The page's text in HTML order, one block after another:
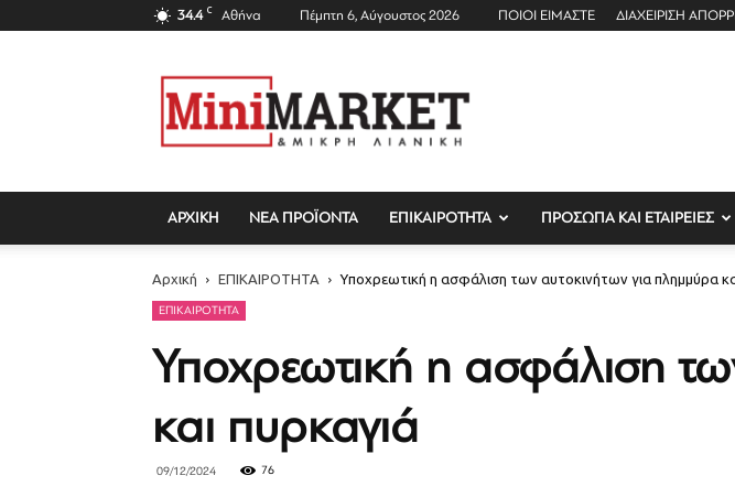
34.4 C Αθήνα Πέμπτη 6, Αύγουστος 2026 ΠΟΙΟΙ ΕΙΜΑΣΤΕ ΔΙΑΧΕΙΡΙΣΗ
Mini
Market
Magazine
ΑΡΧΙΚΗ ΝΕΑ ΠΡΟΪΟΝΤΑ ΕΠΙΚΑΙΡΟΤΗΤΑ ΠΡΟΣΩΠΑ ΚΑΙ ΕΤΑΙΡΕΙΕΣ
Αρχική ΕΠΙΚΑΙΡΟΤΗΤΑ Υποχρεωτική η ασφάλιση των αυτοκινήτων για πλημμύρα
ΕΠΙΚΑΙΡΟΤΗΤΑ
Υποχρεωτική η ασφάλιση
και πυρκαγιά
09/12/2024 76